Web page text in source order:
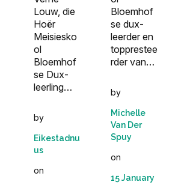
Louw, die
Hoër
Meisiesko
ol
Bloemhof
se Dux-
leerling…
by
Eikestadnu
us
on
Bloemhof
se dux-
leerder en
topprestee
rder van…
by
Michelle
Van Der
Spuy
on
15 January